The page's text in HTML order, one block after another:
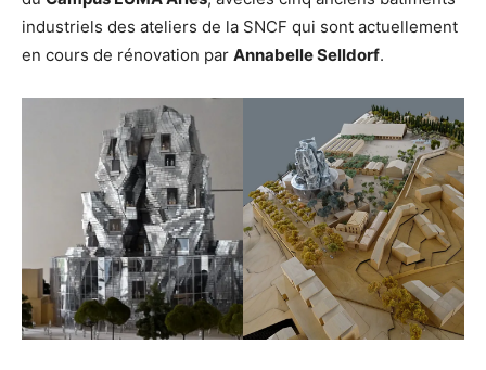
industriels des ateliers de la SNCF qui sont actuellement
en cours de rénovation par Annabelle Selldorf.